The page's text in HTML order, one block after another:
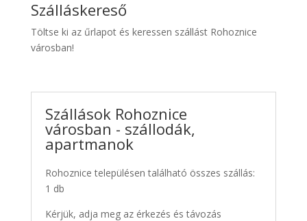
Kiwi
Taxi
Szálláskereső
Töltse ki az űrlapot és keressen szállást Rohoznice
városban!
Szállások Rohoznice
városban - szállodák,
apartmanok
Rohoznice településen található összes szállás:
1 db
Kérjük, adja meg az érkezés és távozás